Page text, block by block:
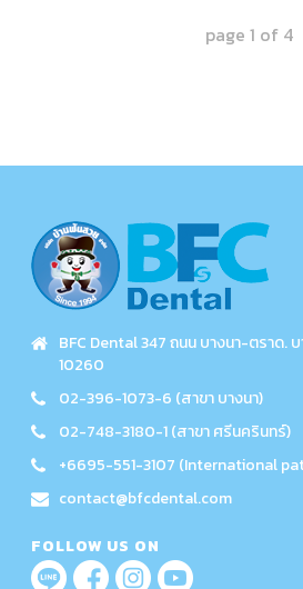
page 1 of 4
BFC Dental 347 ถนน บางนา-ตราด.
10260
02-396-1073-6 (สาขา บางนา)
02-748-3180-1 (สาขา ศรีนครินทร์)
+6695-551-3107 (International
contact@bfcdental.com
FOLLOW US ON